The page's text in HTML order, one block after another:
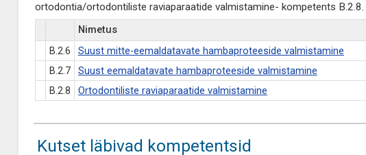
ortodontia/ortodontiliste raviaparaatide valmistamine- kompetents B.2.8.
Nimetus
B.2.6
Suust mitte-eemaldatavate hambaproteeside valmistamine
B.2.7
Suust eemaldatavate hambaproteeside valmistamine
B.2.8
Ortodontiliste raviaparaatide valmistamine
Kutset läbivad kompetentsid